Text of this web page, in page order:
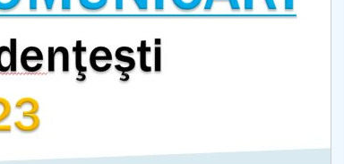
în spiritul transparenței
responsabi...